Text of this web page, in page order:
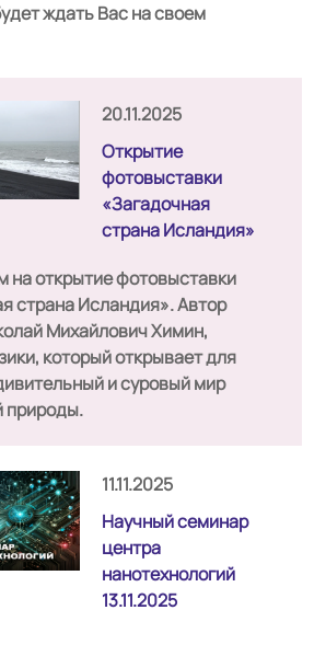
ждать Вас на своем
20.11.2025
Открытие
фотовыставки
«Загадочная
страна Исландия»
на открытие фотовыставки
страна Исландия». Автор
Михайлович Химин,
который открывает для
и суровый мир
природы.
11.11.2025
Научный семинар
центра
нанотехнологий
13.11.2025